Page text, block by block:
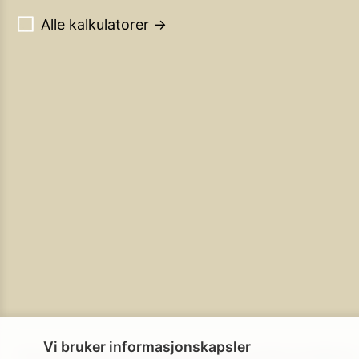
Alle kalkulatorer →
PersonvernBrukerbetingelserCookie-policyCookie-innstillinger
Vi bruker informasjonskapsler